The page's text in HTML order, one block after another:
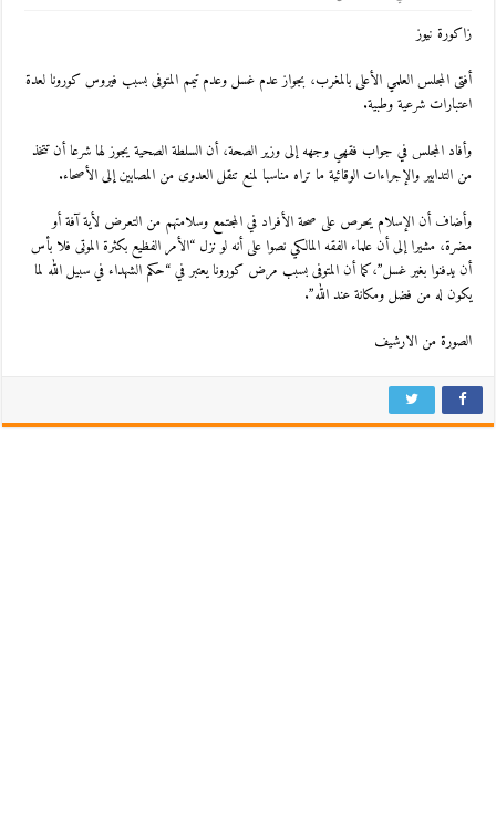
زاكورة نيوز
أفتى المجلس العلمي الأعلى بالمغرب، بجواز عدم غسل وعدم تيمم المتوفى بسبب فيروس كورونا لعدة
اعتبارات شرعية وطبية.
وأفاد المجلس في جواب فقهي وجهه إلى وزير الصحة، أن السلطة الصحية يجوز لها شرعا أن تتخذ
من التدابير والإجراءات الوقائية ما تراه مناسبا لمنع تنقل العدوى من المصابين إلى الأصحاء.
وأضاف أن الإسلام يحرص على صحة الأفراد في المجتمع وسلامتهم من التعرض لأية آفة أو
مضرة، مشيرا إلى أن علماء الفقه المالكي نصوا على أنه لو نزل “الأمر الفظيع بكثرة الموتى فلا بأس
أن يدفنوا بغير غسل”،كما أن المتوفى بسبب مرض كورونا يعتبر في “حكم الشهداء في سبيل الله لما
يكون له من فضل ومكانة عند الله”.
الصورة من الارشيف